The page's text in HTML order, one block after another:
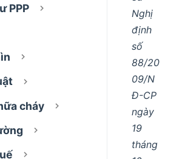
PPP
cháy
Nghị
định
số
88/20
09/N
Đ-CP
ngày
19
tháng